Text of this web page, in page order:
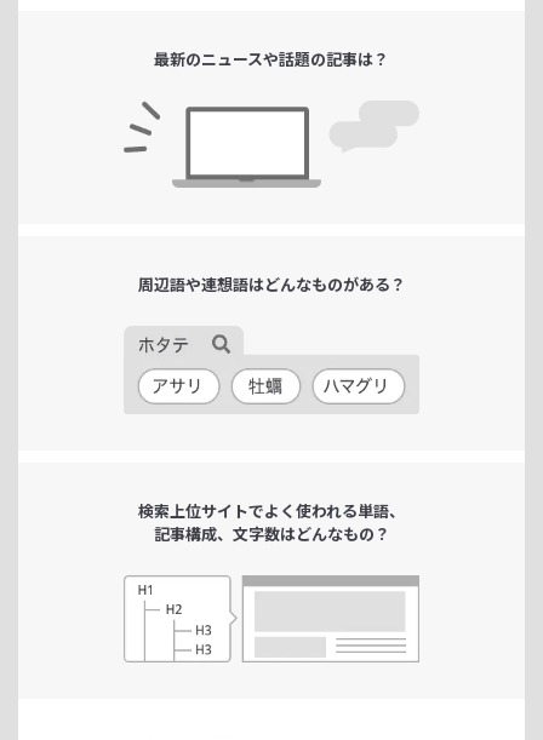
最新のニュースや話題の記事は？
周辺語や連想語はどんなものがある？
検索上位サイトでよく使われる単語、
記事構成、文字数はどんなもの？